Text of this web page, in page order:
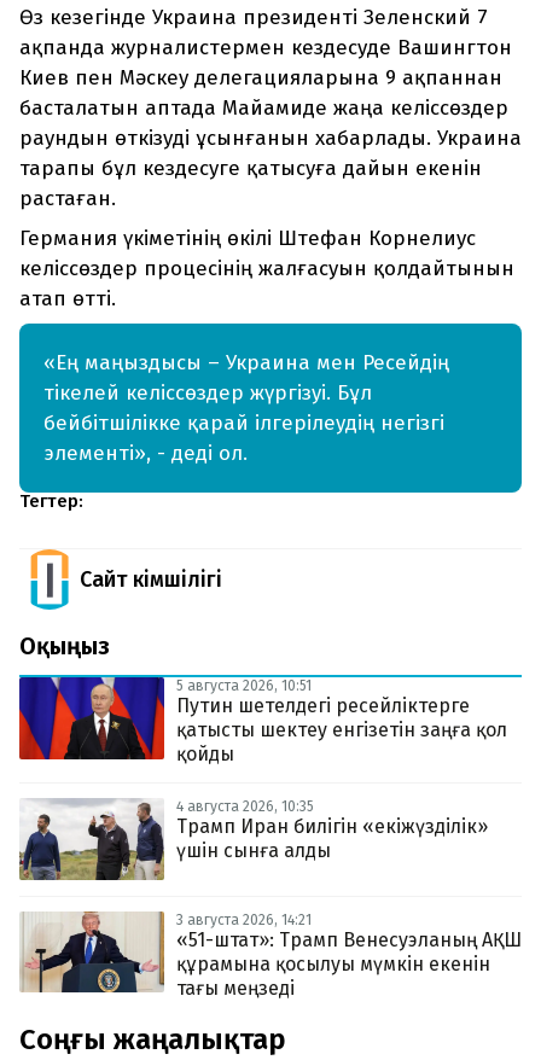
Өз кезегінде Украина президенті Зеленский 7
ақпанда журналистермен кездесуде Вашингтон
Киев пен Мәскеу делегацияларына 9 ақпаннан
басталатын аптада Майамиде жаңа келіссөздер
раундын өткізуді ұсынғанын хабарлады. Украина
тарапы бұл кездесуге қатысуға дайын екенін
растаған.
Германия үкіметінің өкілі Штефан Корнелиус
келіссөздер процесінің жалғасуын қолдайтынын
атап өтті.
«Ең маңыздысы – Украина мен Ресейдің
тікелей келіссөздер жүргізуі. Бұл
бейбітшілікке қарай ілгерілеудің негізгі
элементі», - деді ол.
Тегтер:
Сайт Әкімшілігі
Оқыңыз
5 августа 2026, 10:51
Путин шетелдегі ресейліктерге
қатысты шектеу енгізетін заңға қол
қойды
4 августа 2026, 10:35
Трамп Иран билігін «екіжүзділік»
үшін сынға алды
3 августа 2026, 14:21
«51-штат»: Трамп Венесуэланың АҚШ
құрамына қосылуы мүмкін екенін
тағы меңзеді
Соңғы жаңалықтар